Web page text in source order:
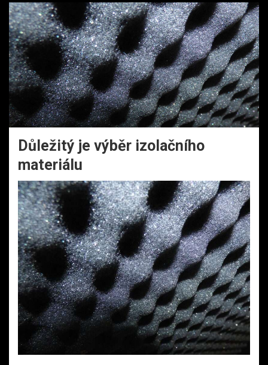
Důležitý je výběr izolačního
materiálu